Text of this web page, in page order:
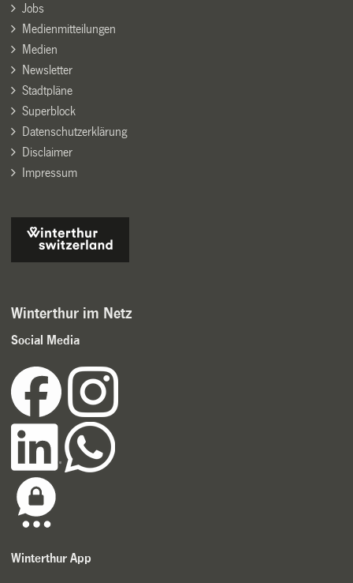
Jobs
Medienmitteilungen
Medien
Newsletter
Stadtpläne
Superblock
Datenschutzerklärung
Disclaimer
Impressum
Winterthur im Netz
Social Media
Winterthur App